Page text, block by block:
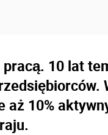
10 lat
10%